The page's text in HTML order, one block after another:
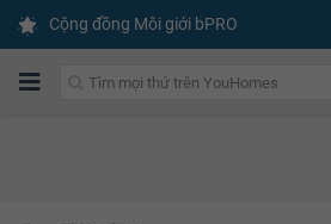
Cộng đồng Môi giới bPRO